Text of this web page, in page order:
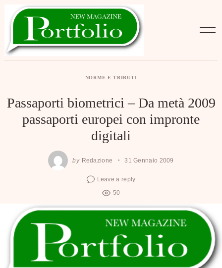
NORME E TRIBUTI
Passaporti biometrici – Da metà 2009
passaporti europei con impronte
digitali
by Redazione 31 Gennaio 2009
Leave a reply
50